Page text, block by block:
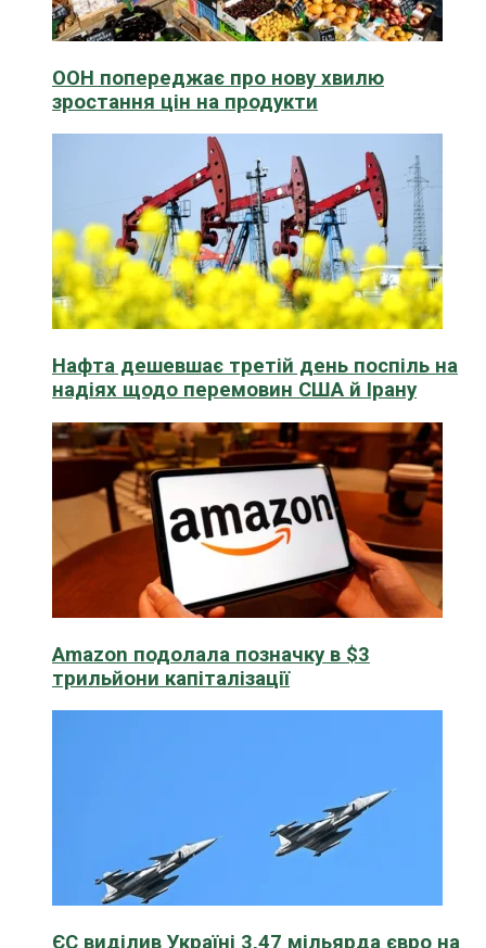
ООН попереджає про нову хвилю
зростання цін на продукти
Нафта дешевшає третій день поспіль на
надіях щодо перемовин США й Ірану
Amazon подолала позначку в $3
трильйони капіталізації
ЄС виділив Україні 3,47 мільярда євро на